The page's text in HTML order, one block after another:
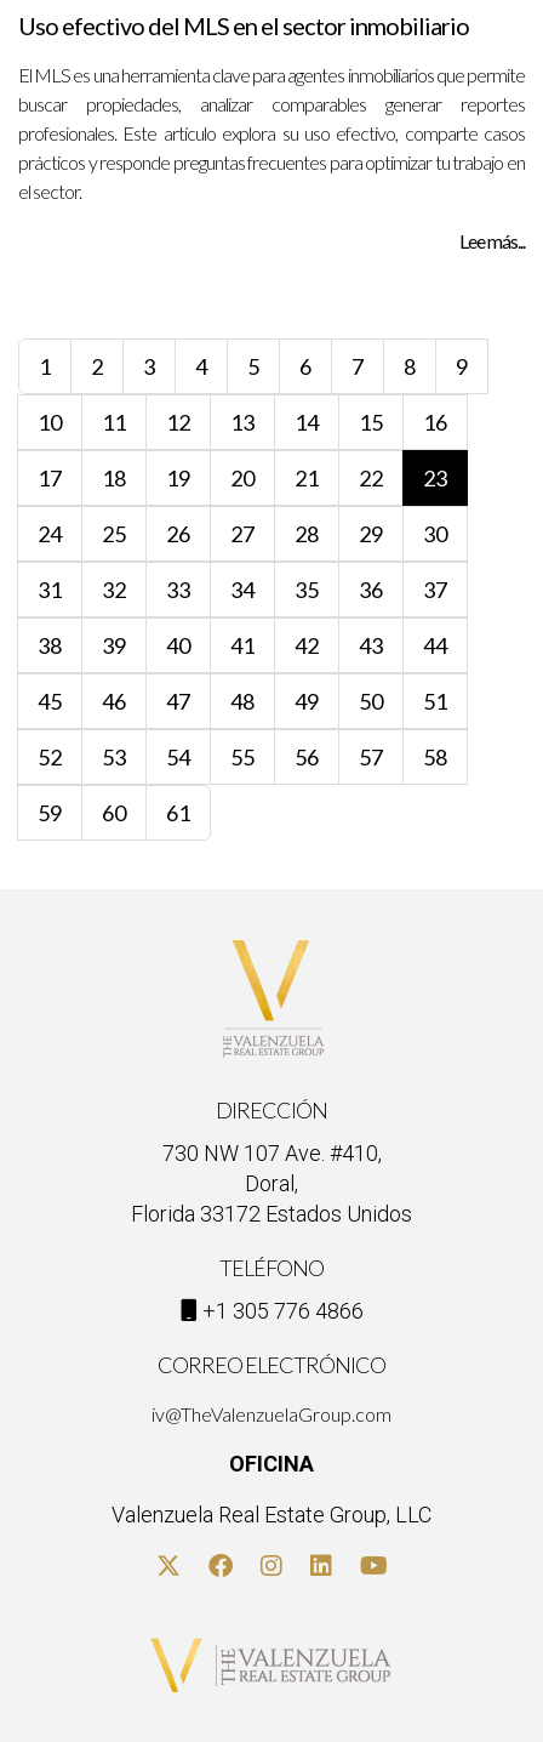
Uso efectivo del MLS en el sector inmobiliario
El MLS es una herramienta clave para agentes inmobiliarios que permite
buscar propiedades, analizar comparables generar reportes
profesionales. Este artículo explora su uso efectivo, comparte casos
prácticos y responde preguntas frecuentes para optimizar tu trabajo en
el sector.
Lee más...
1 2 3 4 5 6 7 8 9
10 11 12 13 14 15 16
17 18 19 20 21 22 23
24 25 26 27 28 29 30
31 32 33 34 35 36 37
38 39 40 41 42 43 44
45 46 47 48 49 50 51
52 53 54 55 56 57 58
59 60 61
DIRECCIÓN
730 NW 107 Ave. #410,
Doral,
Florida 33172 Estados Unidos
TELÉFONO
+1 305 776 4866
CORREO ELECTRÓNICO
iv@TheValenzuelaGroup.com
OFICINA
Valenzuela Real Estate Group, LLC